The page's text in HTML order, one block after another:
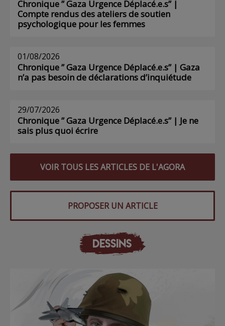
Chronique ” Gaza Urgence Déplacé.e.s” |
Compte rendus des ateliers de soutien
psychologique pour les femmes
01/08/2026
Chronique ” Gaza Urgence Déplacé.e.s” | Gaza
n’a pas besoin de déclarations d’inquiétude
29/07/2026
Chronique ” Gaza Urgence Déplacé.e.s” | Je ne
sais plus quoi écrire
VOIR TOUS LES ARTICLES DE L'AGORA
PROPOSER UN ARTICLE
DESSINS